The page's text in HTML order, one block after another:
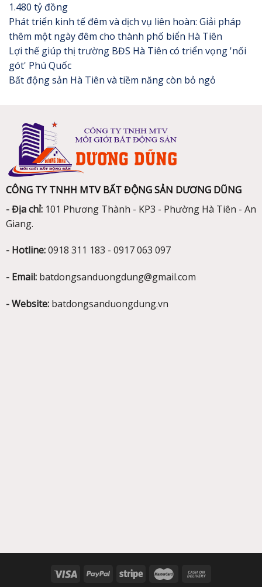
1.480 tỷ đồng
Phát triển kinh tế đêm và dịch vụ liên hoàn: Giải pháp
thêm một ngày đêm cho thành phố biển Hà Tiên
Lợi thế giúp thị trường BĐS Hà Tiên có triển vọng 'nối
gót' Phú Quốc
Bất động sản Hà Tiên và tiềm năng còn bỏ ngỏ
CÔNG TY TNHH MTV BẤT ĐỘNG SẢN DƯƠNG DŨNG
- Địa chỉ:101 Phương Thành - KP3 - Phường Hà Tiên - An
Giang.
- Hotline:0918 311 183 - 0917 063 097
- Email:batdongsanduongdung@gmail.com
- Website:batdongsanduongdung.vn